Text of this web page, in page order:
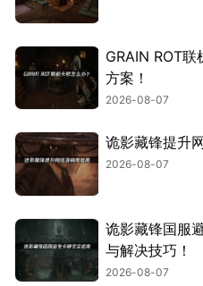
GRAIN ROT
方案！
2026-08-07
诡影藏锋提升
2026-08-07
诡影藏锋国服
与解决技巧！
2026-08-07